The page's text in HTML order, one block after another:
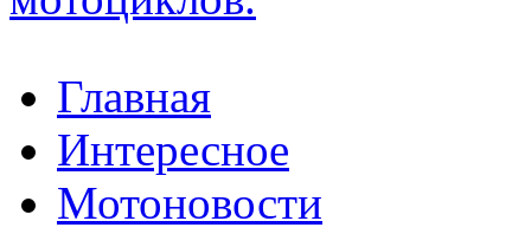
Главная
Интересное
Мотоновости